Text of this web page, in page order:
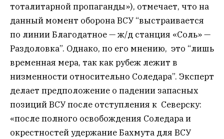
тоталитарной пропаганды»), отмечает, что на
данный момент оборона ВСУ “выстраивается
по линии Благодатное — ж/д станция «Соль» —
Раздоловка”. Однако, по его мнению, это “лишь
временная мера, так как рубеж лежит в
низменности относительно Соледара”. Эксперт
делает предположение о падении запасных
позиций ВСУ после отступления к Северску:
«после полного освобождения Соледара и
окрестностей удержание Бахмута для ВСУ